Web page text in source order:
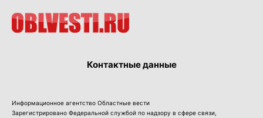
Контактные данные
Информационное агентство Областные вести
Зарегистрировано Федеральной службой по надзору в сфере связи,